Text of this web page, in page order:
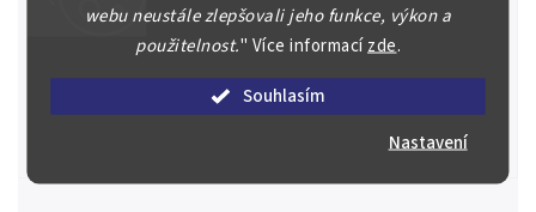
webu neustále zlepšovali jeho funkce, výkon a
použitelnost." Více informacízde.
Souhlasím
Nastavení
Náš kolektiv specialistů a znalců se Vám bude plně věnovat.
aukci nebo Vám poradíme kam investovat.